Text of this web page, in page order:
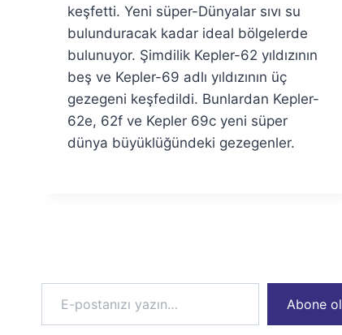
keşfetti. Yeni süper-Dünyalar sıvı su
bulunduracak kadar ideal bölgelerde
bulunuyor. Şimdilik Kepler-62 yıldızının
beş ve Kepler-69 adlı yıldızının üç
gezegeni keşfedildi. Bunlardan Kepler-
62e, 62f ve Kepler 69c yeni süper
dünya büyüklüğündeki gezegenler.
E-postanızı yazın…
Abone ol